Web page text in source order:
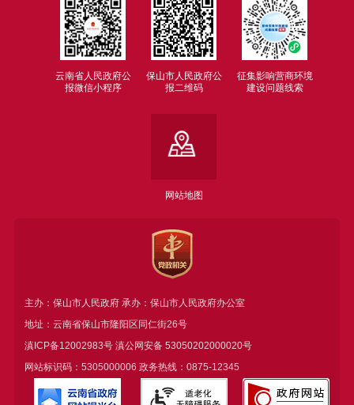
云南省人民政府公
报微信小程序
保山市人民政府公
报二维码
征集影响营商环境
建设问题线索
网站地图
主办：保山市人民政府 承办：保山市人民政府办公室
地址：云南省保山市隆阳区同仁街26号
滇ICP备12002983号滇公网安备 53050202000020号
网站标识码：5305000006 政务热线：0875-12345